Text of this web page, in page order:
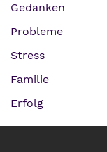
Gedanken
Probleme
Stress
Familie
Erfolg